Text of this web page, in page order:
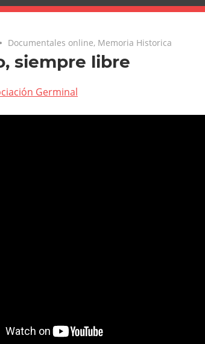
Documentales online, Memoria Historica
siempre libre
Germinal